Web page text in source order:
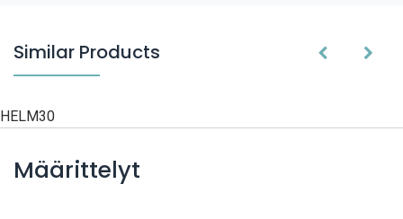
Similar Products
HELM30
Määrittelyt